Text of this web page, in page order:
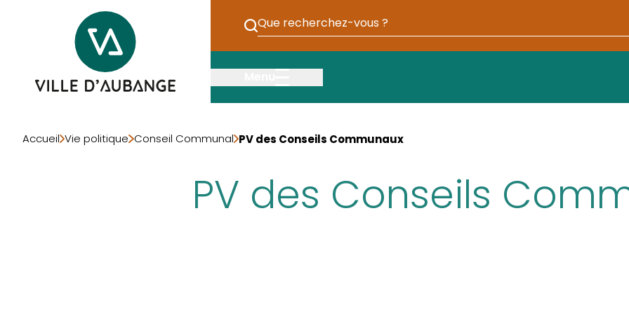
Passer au contenu principal
Entrez ici votre recherche
Accueil Vie politique Conseil Communal PV des Conseils Communaux
PV des Conseils